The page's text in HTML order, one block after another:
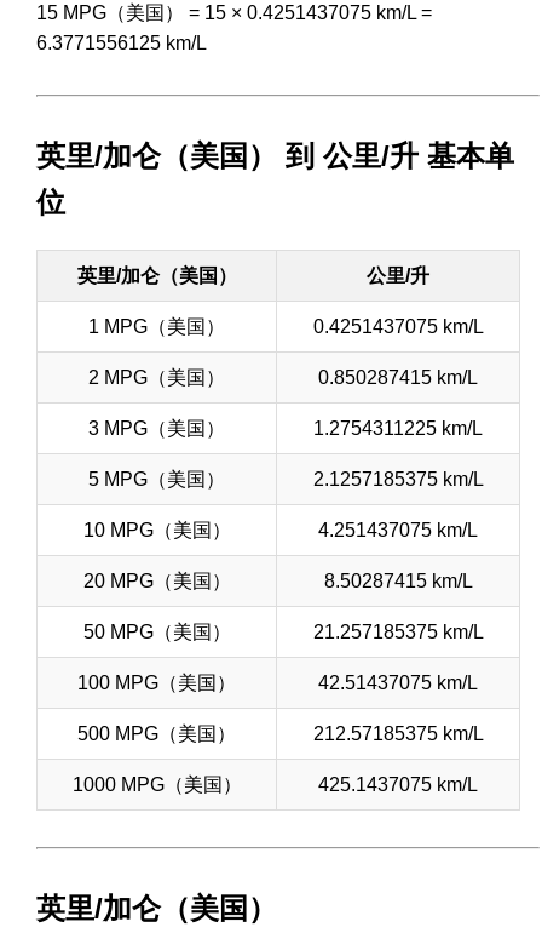
15 MPG（美国） = 15 × 0.4251437075 km/L =
6.3771556125 km/L
英里/加仑（美国） 到 公里/升 基本单
位
英里/加仑（美国） 公里/升
1 MPG（美国） 0.4251437075 km/L
2 MPG（美国） 0.850287415 km/L
3 MPG（美国） 1.2754311225 km/L
5 MPG（美国） 2.1257185375 km/L
10 MPG（美国） 4.251437075 km/L
20 MPG（美国） 8.50287415 km/L
50 MPG（美国） 21.257185375 km/L
100 MPG（美国） 42.51437075 km/L
500 MPG（美国） 212.57185375 km/L
1000 MPG（美国） 425.1437075 km/L
英里/加仑（美国）